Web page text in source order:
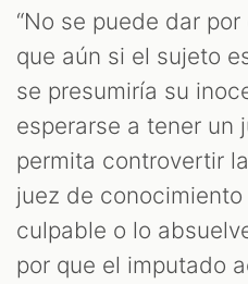
“No se puede dar
que aún si el sujeto
se presumiría su
esperarse a tener un
permita controvertir
juez de
culpable o lo
por que el imputado